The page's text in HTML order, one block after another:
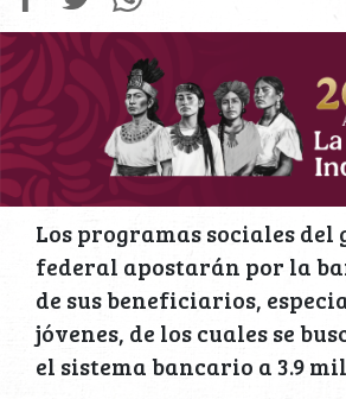
Los programas sociales del
federal apostarán por la
de sus beneficiarios,
jóvenes, de los cuales se
el sistema bancario a 3.9